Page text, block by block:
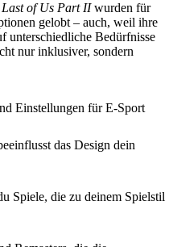
Last of Us Part IIwurden für
gelobt – auch, weil ihre
unterschiedliche Bedürfnisse
nur inklusiver, sondern
Einstellungen für E-Sport
das Design dein
Spiele, die zu deinem Spielstil